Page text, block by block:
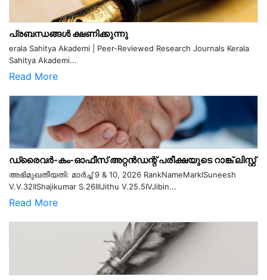
പ്രബന്ധങ്ങൾ ക്ഷണിക്കുന്നു
erala Sahitya Akademi | Peer-Reviewed Research Journals Kerala
Sahitya Akademi...
Read More
ഡ്രൈവർ-കം-ഓഫീസ് അറ്റൻഡന്റ് പരീക്ഷയുടെ റാങ്ക് ലിസ്റ്റ്
അഭിമുഖതീയതി: മാർച്ച് 9 & 10, 2026 RankNameMarkISuneesh
V.V.32IIShajikumar S.26IIIJithu V.25.5IVJibin...
Read More